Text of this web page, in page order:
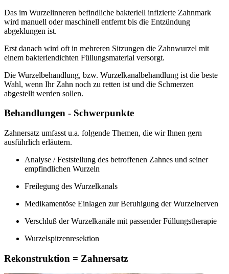
Das im Wurzelinneren befindliche bakteriell infizierte Zahnmark
wird manuell oder maschinell entfernt bis die Entzündung
abgeklungen ist.
Erst danach wird oft in mehreren Sitzungen die Zahnwurzel mit
einem bakteriendichten Füllungsmaterial versorgt.
Die Wurzelbehandlung, bzw. Wurzelkanalbehandlung ist die beste
Wahl, wenn Ihr Zahn noch zu retten ist und die Schmerzen
abgestellt werden sollen.
Behandlungen - Schwerpunkte
Zahnersatz umfasst u.a. folgende Themen, die wir Ihnen gern
ausführlich erläutern.
Analyse / Feststellung des betroffenen Zahnes und seiner
empfindlichen Wurzeln
Freilegung des Wurzelkanals
Medikamentöse Einlagen zur Beruhigung der Wurzelnerven
Verschluß der Wurzelkanäle mit passender Füllungstherapie
Wurzelspitzenresektion
Rekonstruktion = Zahnersatz